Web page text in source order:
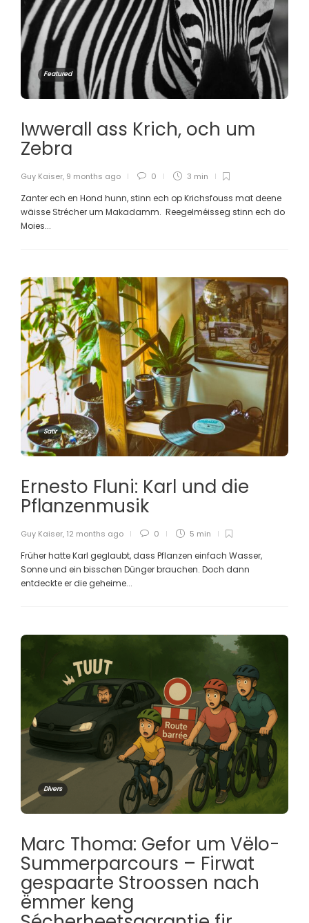
Featured
Iwwerall ass Krich, och um
Zebra
Guy Kaiser, 9 months ago 0 3 min
Zanter ech en Hond hunn, stinn ech op Krichsfouss mat deene
wäisse Strécher um Makadamm. Reegelméisseg stinn ech do
Moies...
Satir
Ernesto Fluni: Karl und die
Pflanzenmusik
Guy Kaiser, 12 months ago 0 5 min
Früher hatte Karl geglaubt, dass Pflanzen einfach Wasser,
Sonne und ein bisschen Dünger brauchen. Doch dann
entdeckte er die geheime...
Divers
Marc Thoma: Gefor um Vëlo-
Summerparcours – Firwat
gespaarte Stroossen nach
ëmmer keng